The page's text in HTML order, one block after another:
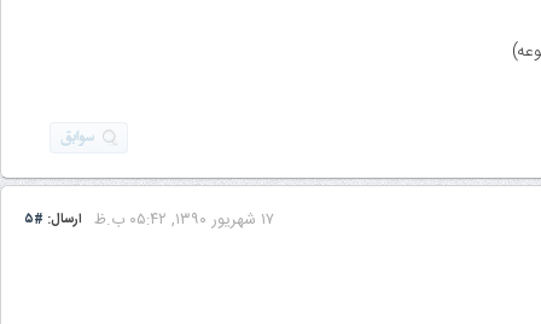
ارسال: #۵ ۱۷ شهریور ۱۳۹۰, ۰۵:۴۲ ب.ظ